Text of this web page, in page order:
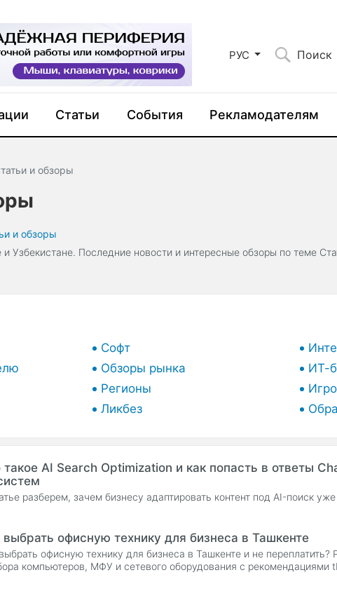
РУС Поиск
Статьи События Рекламодателям
и обзоры
и обзоры
Узбекистане. Последние новости и интересные обзоры по теме
Софт
Обзоры рынка
ИТ-
Регионы
Ликбез
такое AI Search Optimization и как попасть в ответы
разберем, зачем бизнесу адаптировать контент под AI-поиск
выбрать офисную технику для бизнеса в Ташкенте
офисную технику для бизнеса в Ташкенте и не
компьютеров, МФУ и сетевого оборудования с рекомендациями